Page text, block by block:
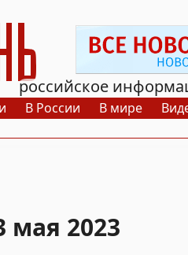
российское
В России В мире
мая 2023